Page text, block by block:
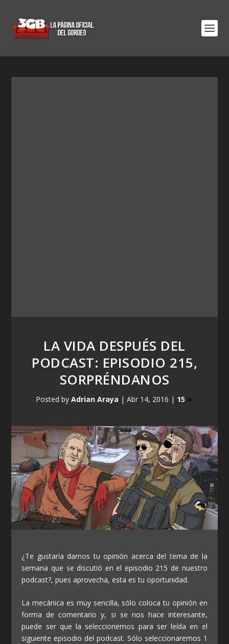
LA VIDA DESPUÉS DEL
PODCAST: EPISODIO 215,
SORPRÉNDANOS
Posted by Adrian Araya | Abr 14, 2016 | 15
¿Te gustaría darnos tu opinión acerca del tema de la
semana que se discutió en el episodio 215 de nuestro
podcast?, pues aprovecha, esta es tu oportunidad.
La mecánica es muy sencilla, sólo coloca tu opinión en
forma de comentario y, si se nos hace interesante,
puede ser que la seleccionemos para ser leída en el
siguiente episodio del podcast. Sólo seleccionaremos 1